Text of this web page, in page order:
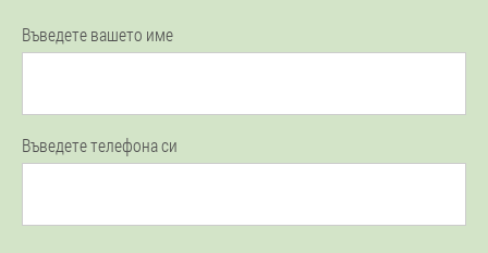
Въведете вашето име
Въведете телефона си